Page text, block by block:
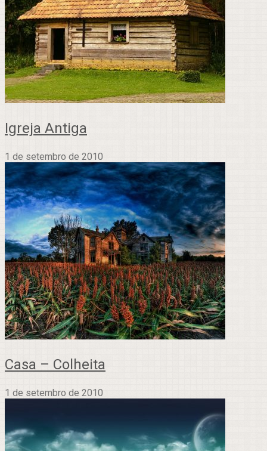
Igreja Antiga
1 de setembro de 2010
Casa – Colheita
1 de setembro de 2010